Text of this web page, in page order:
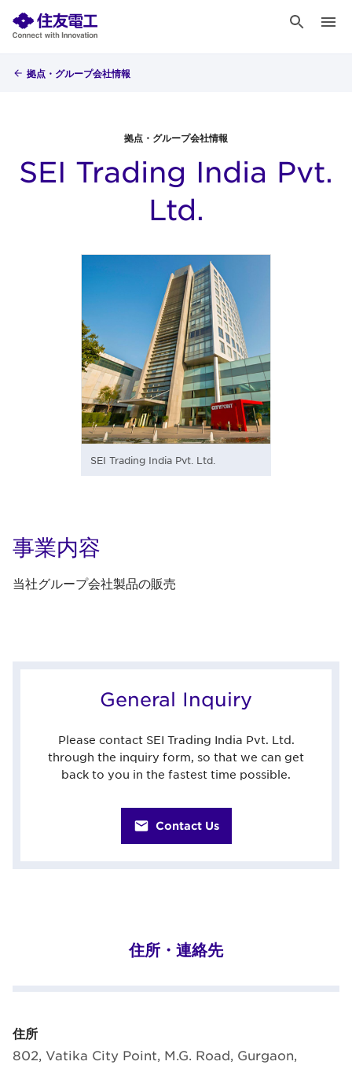
拠点・グループ会社情報
拠点・グループ会社情報
SEI Trading India Pvt.
Ltd.
SEI Trading India Pvt. Ltd.
事業内容
当社グループ会社製品の販売
General Inquiry
Please contact SEI Trading India Pvt. Ltd.
through the inquiry form, so that we can get
back to you in the fastest time possible.
Contact Us
住所・連絡先
住所
802, Vatika City Point, M.G. Road, Gurgaon,